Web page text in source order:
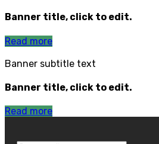
Banner title, click to edit.
Read more
Banner subtitle text
Banner title, click to edit.
Read more